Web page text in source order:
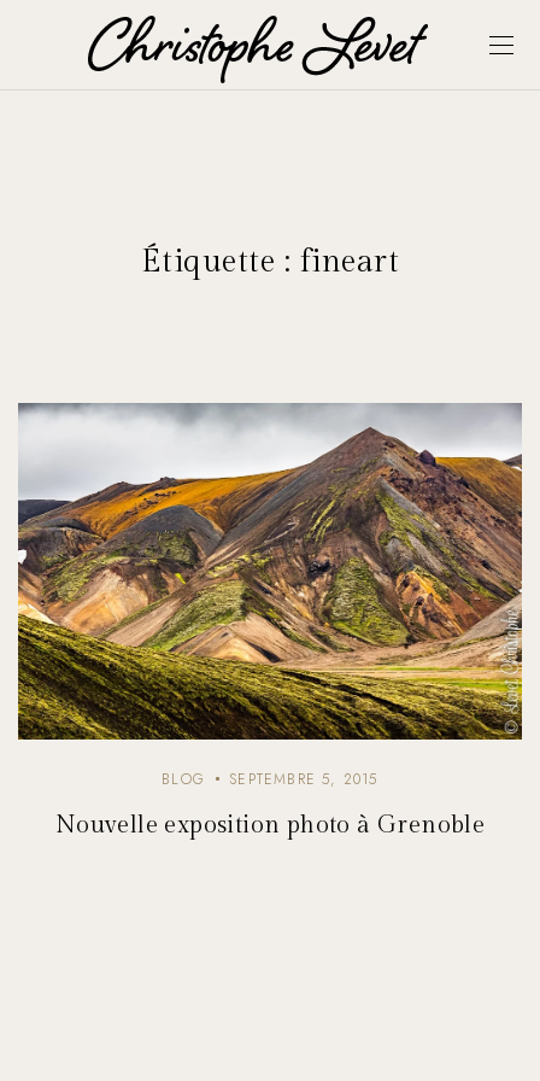
Étiquette : fineart
BLOG SEPTEMBRE 5, 2015
Nouvelle exposition photo à Grenoble